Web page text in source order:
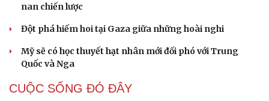
nan chiến lược
Đột phá hiếm hoi tại Gaza giữa những hoài nghi
Mỹ sẽ có học thuyết hạt nhân mới đối phó với Trung
Quốc và Nga
CUỘC SỐNG ĐÓ ĐÂY